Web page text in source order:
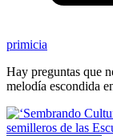
primicia
Hay preguntas que
melodía escondida